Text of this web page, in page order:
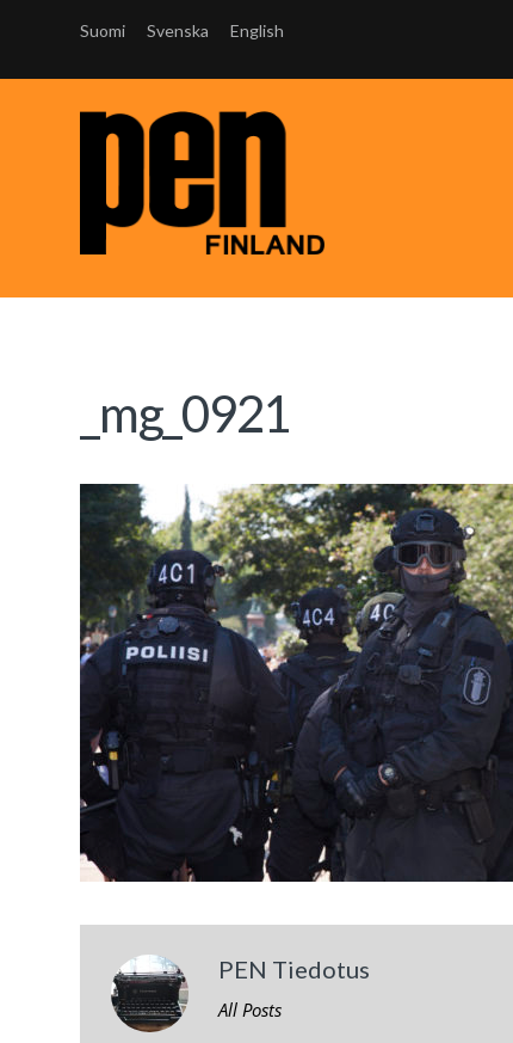
Suomi Svenska English
_mg_0921
PEN Tiedotus
All Posts